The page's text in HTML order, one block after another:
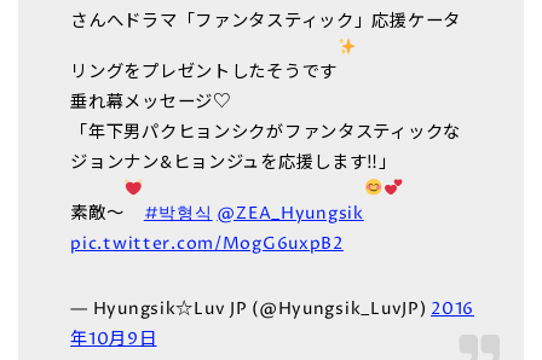
さんへドラマ「ファンタスティック」応援ケータ
リングをプレゼントしたそうです
垂れ幕メッセージ♡
「年下男パクヒョンシクがファンタスティックな
ジョンナン&ヒョンジュを応援します‼︎」
素敵〜 #박형식@ZEA_Hyungsik
pic.twitter.com/MogG6uxpB2
— Hyungsik☆Luv JP (@Hyungsik_LuvJP) 2016
年10月9日